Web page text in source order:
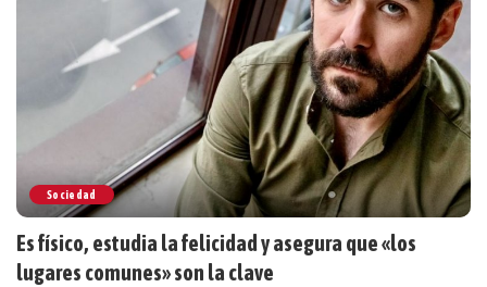
Sociedad
Es físico, estudia la felicidad y asegura que «los
lugares comunes» son la clave